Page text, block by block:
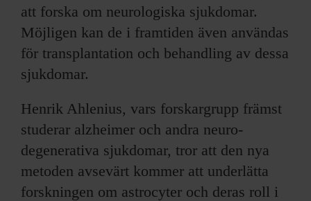
att forska om neurologiska sjukdomar.
Möjligen kan de i framtiden även användas
för transplantation och behandling av dessa
sjukdomar.
Henrik Ahlenius, vars forskargrupp främst
studerar alzheimer och andra neuro-
degenerativa sjukdomar, tror att den nya
metoden avsevärt kommer att underlätta
forskningen om astrocyter och deras roll i